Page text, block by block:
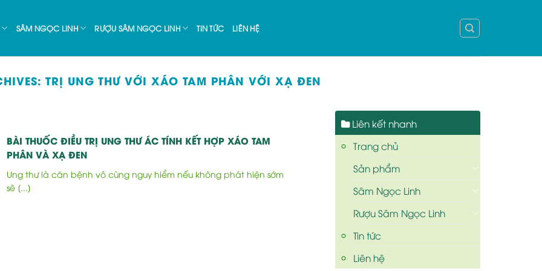
SÂM NGỌC LINH RƯỢU SÂM NGỌC LINH TIN TỨC LIÊN HỆ
TRỊ UNG THƯ VỚI XÁO TAM PHÂN VỚI XẠ ĐEN
BÀI THUỐC ĐIỀU TRỊ UNG THƯ ÁC TÍNH KẾT HỢP XÁO TAM
PHÂN VÀ XẠ ĐEN
Ung thư là căn bệnh vô cùng nguy hiểm nếu không phát hiện sớm
sẽ [...]
Liên kết nhanh
Trang chủ
Sản phẩm
Sâm Ngọc Linh
Rượu Sâm Ngọc Linh
Tin tức
Liên hệ